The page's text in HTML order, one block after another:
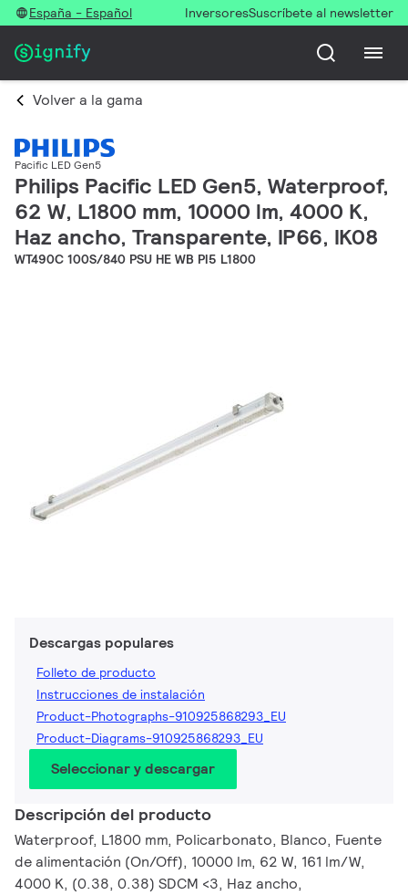
España - Español InversoresSuscríbete al newsletter
Volver a la gama
Pacific LED Gen5
Philips Pacific LED Gen5, Waterproof,
62 W, L1800 mm, 10000 lm, 4000 K,
Haz ancho, Transparente, IP66, IK08
WT490C 100S/840 PSU HE WB PI5 L1800
Descargas populares
Folleto de producto
Instrucciones de instalación
Product-Photographs-910925868293_EU
Product-Diagrams-910925868293_EU
Seleccionar y descargar
Descripción del producto
Waterproof, L1800 mm, Policarbonato, Blanco, Fuente
de alimentación (On/Off), 10000 lm, 62 W, 161 lm/W,
4000 K, (0.38, 0.38) SDCM <3, Haz ancho,